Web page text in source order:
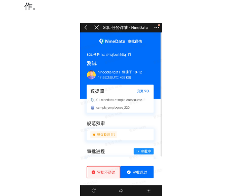
作。